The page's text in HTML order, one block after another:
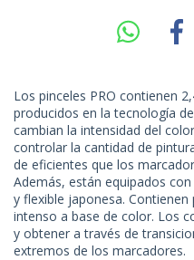
Los pinceles PRO contienen
producidos en la tecnología
cambian la intensidad del
controlar la cantidad de
de eficientes que los
Además, están equipados
y flexible japonesa.
intenso a base de color. Los
y obtener a través de
extremos de los marcadores.